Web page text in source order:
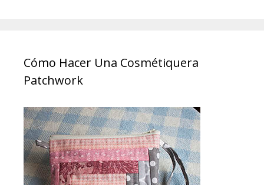
Cómo Hacer Una Cosmétiquera
Patchwork